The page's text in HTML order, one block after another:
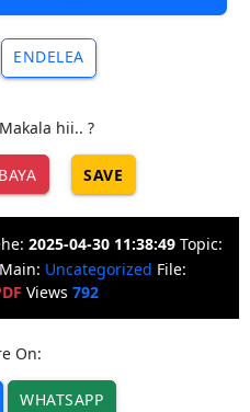
ENDELEA
hii.. ?
SAVE
2025-04-30 11:38:49 Topic:
Main: Uncategorized File:
Views 792
On:
WHATSAPP